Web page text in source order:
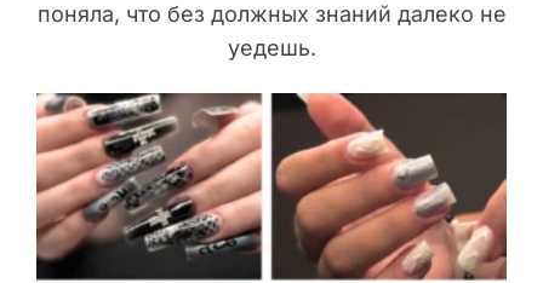
поняла, что без должных знаний далеко не
уедешь.